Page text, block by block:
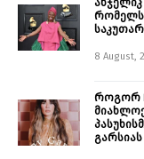
8 August,
როგორ
გარსიას